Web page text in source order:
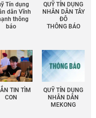
Tín dụng
dân Vĩnh
thông
báo
QUỸ TÍN DỤNG
NHÂN DÂN TÂY
ĐÔ
THÔNG BÁO
TIN TÌM
CON
QUỸ TÍN DỤNG
NHÂN DÂN
MEKONG